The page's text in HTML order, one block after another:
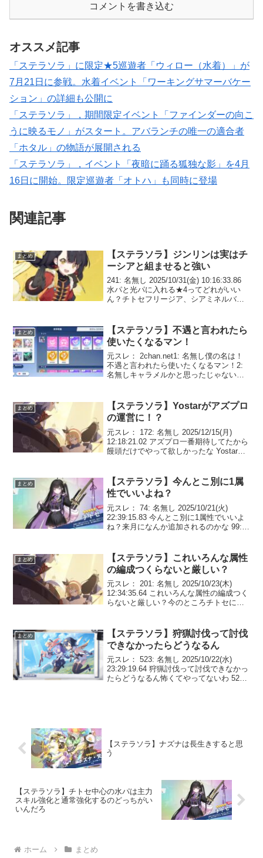
コメントを書き込む
オススメ記事
「ステラソラ」に限定★5巡遊者「ウィロー（水着）」が
7月21日に参戦。水着イベント「ワーキングサマーバケー
ション」の詳細も公開に
「ステラソラ」，期間限定イベント「ファインダーの向こ
うに映るモノ」がスタート。アバランチの唯一の適合者
「ホタル」の物語が展開される
「ステラソラ」，イベント「夜暗に踊る狐独な影」を4月
16日に開始。限定巡遊者「オトハ」も同時に登場
関連記事
まとめ
【ステラソラ】ジンリンは実はチ
ーシアと組ませると強い
241: 名無し 2025/10/31(金) 10:16:33.86
水パと光パに入れる★4ってどれがいい
ん？チトセフリージア、シアミネルバま
光...
まとめ
【ステラソラ】不遇と言われたら
使いたくなるマン！
元スレ： 2chan.net1: 名無し僕の名は！
不遇と言われたら使いたくなるマン！2:
名無しキャラメルかと思ったじゃないか
る…4: 名無しそいつらはむしろ弱いの...
まとめ
【ステラソラ】Yostarがアズプロ
の運営に！？
元スレ： 172: 名無し 2025/12/15(月)
12:18:21.02 アズプロ一番期待してたから
饅頭だけでやって欲しかったな Yostarが
もに日本...
まとめ
【ステラソラ】今んとこ別に1属
性でいいよね？
元スレ： 74: 名無し 2025/10/21(火)
22:39:15.83 今んとこ別に1属性でいいよ
ね？来月になんか追加されるのかな 99:
まとめ
【ステラソラ】これいろんな属性
の編成つくらないと厳しい？
元スレ： 201: 名無し 2025/10/23(木)
12:34:35.64 これいろんな属性の編成つく
らないと厳しい？今のところチトセに合
まとめ
【ステラソラ】狩猟討伐って討伐
できなかったらどうなるん
元スレ： 523: 名無し 2025/10/22(水)
23:29:19.64 狩猟討伐って討伐できなかっ
たらどうなるん怖くてやってないわ 525:
【ステラソラ】ナズナは長生きすると思
う
【ステラソラ】チトセ中心の水パは主力
スキル強化と通常強化するのどっちがい
いんだろ
ホーム まとめ